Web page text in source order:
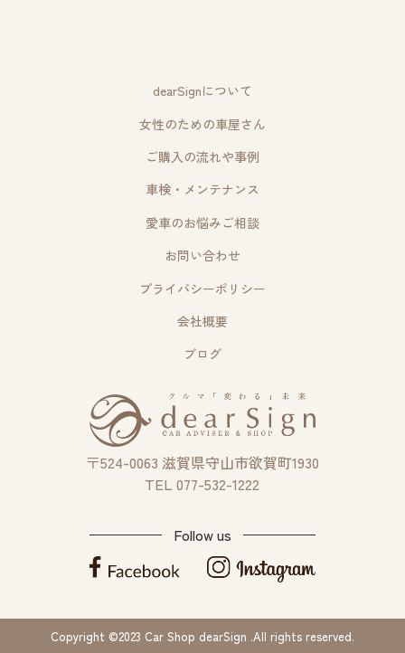
dearSignについて
女性のための車屋さん
ご購入の流れや事例
車検・メンテナンス
愛車のお悩みご相談
お問い合わせ
プライバシーポリシー
会社概要
ブログ
〒524-0063 滋賀県守山市欲賀町1930
TEL 077-532-1222
Follow us
Copyright ©2023 Car Shop dearSign .All rights reserved.